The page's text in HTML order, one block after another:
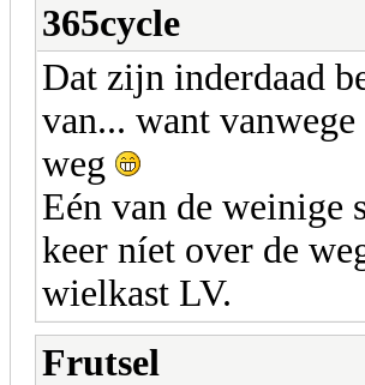
365cycle
Dat zijn inderdaad
van... want
weg
Eén van de weinige
keer níet over de
wielkast LV.
Frutsel